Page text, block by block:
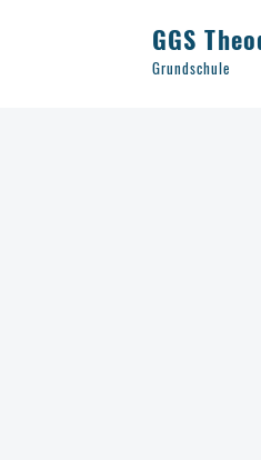
GGS
Grundschule